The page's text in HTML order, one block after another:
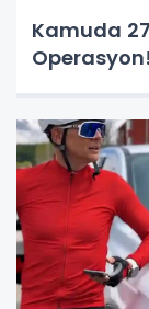
Kamuda
Operasyon!